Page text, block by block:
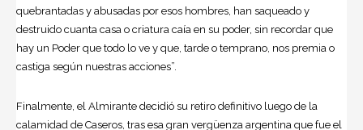
quebrantadas y abusadas por esos hombres, han saqueado y
destruido cuanta casa o criatura caía en su poder, sin recordar que
hay un Poder que todo lo ve y que, tarde o temprano, nos premia o
castiga según nuestras acciones”.
Finalmente, el Almirante decidió su retiro definitivo luego de la
calamidad de Caseros, tras esa gran vergüenza argentina que fue el